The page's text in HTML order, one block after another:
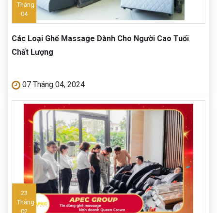
Tháng
04
Các Loại Ghế Massage Dành Cho Người Cao Tuổi
Chất Lượng
07 Tháng 04, 2024
23
Tháng
02